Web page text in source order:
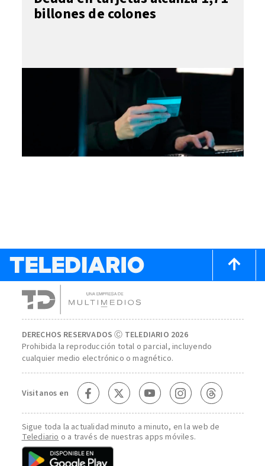
billones de colones
DERECHOS RESERVADOS Ⓒ TELEDIARIO 2026
Prohibida la reproducción total o parcial, incluyendo
cualquier medio electrónico o magnético.
Visitanos en
Sigue toda la actualidad minuto a minuto, en la web de
Telediarioo a través de nuestras apps móviles.